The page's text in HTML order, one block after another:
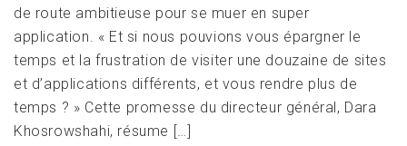
de route ambitieuse pour se muer en super
application. « Et si nous pouvions vous épargner le
temps et la frustration de visiter une douzaine de sites
et d’applications différents, et vous rendre plus de
temps ? » Cette promesse du directeur général, Dara
Khosrowshahi, résume […]